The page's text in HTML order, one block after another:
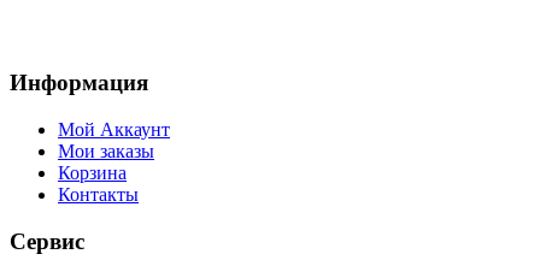
Информация
Мой Аккаунт
Мои заказы
Корзина
Контакты
Сервис